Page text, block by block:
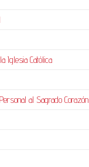
Iglesia Católica
al Sagrado Corazón